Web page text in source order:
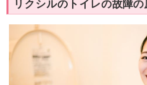
リクシルのトイレの故障の